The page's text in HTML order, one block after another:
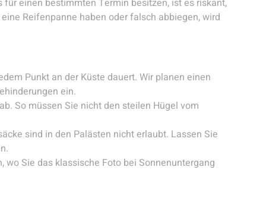
einen bestimmten Termin besitzen, ist es riskant,
Reifenpanne haben oder falsch abbiegen, wird
Punkt an der Küste dauert. Wir planen einen
ein.
So müssen Sie nicht den steilen Hügel vom
sind in den Palästen nicht erlaubt. Lassen Sie
Sie das klassische Foto bei Sonnenuntergang